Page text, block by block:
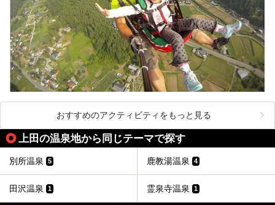
おすすめのアクティビティをもっと見る
上田の温泉地から同じテーマで探す
別所温泉 5 鹿教湯温泉 4
田沢温泉 1 霊泉寺温泉 1